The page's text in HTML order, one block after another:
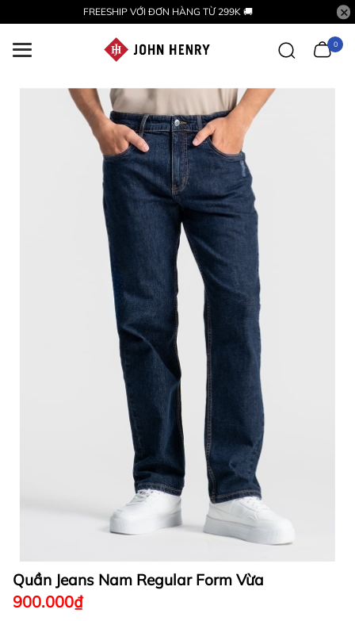
FREESHIP VỚI ĐƠN HÀNG TỪ 299K 🚚
0
Quần Jeans Nam Regular Form Vừa
900.000₫